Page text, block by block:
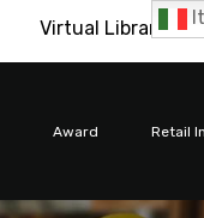
Virtual Library
Award Retail